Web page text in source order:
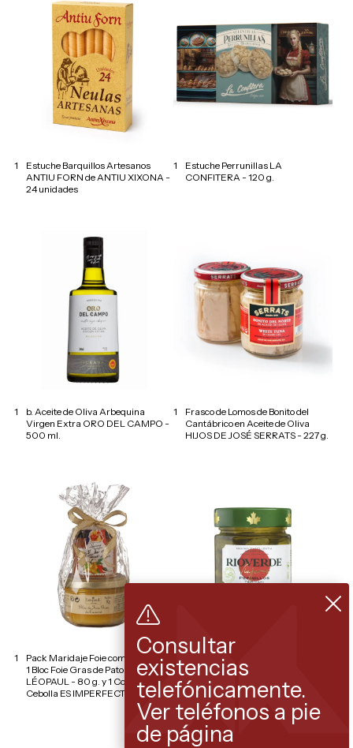
1
Estuche Barquillos Artesanos
ANTIU FORN de ANTIU XIXONA -
24 unidades
1
Estuche Perrunillas LA
CONFITERA - 120 g.
1
b. Aceite de Oliva Arbequina
Virgen Extra ORO DEL CAMPO -
500 ml.
1
Frasco de Lomos de Bonito del
Cantábrico en Aceite de Oliva
HIJOS DE JOSÉ SERRATS - 227 g.
1
Pack Maridaje Foie compuesto por:
1 Bloc Foie Gras de Pato Francés
LÉOPAUL - 80 g. y 1 Confitura de
Cebolla ES IMPERFECT - 30 g.
1
Frasco Pepinillos con salsa
Teriyaki - RIOVERDE - 245 g.
Consultar
existencias
telefónicamente.
Ver teléfonos a pie
de página